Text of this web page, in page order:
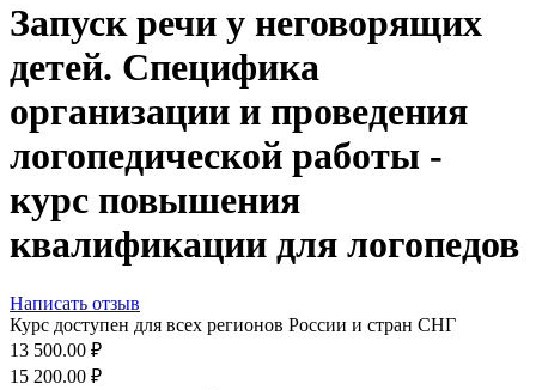
Запуск речи у неговорящих
детей. Специфика
организации и проведения
логопедической работы -
курс повышения
квалификации для логопедов
Написать отзыв
Курс доступен для всех регионов России и стран СНГ
13 500.00 ₽
15 200.00 ₽